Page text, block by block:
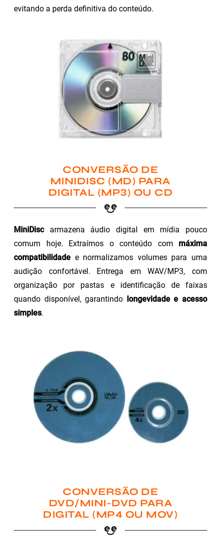
evitando a perda definitiva do conteúdo.
CONVERSÃO DE
MINIDISC (MD) PARA
DIGITAL (MP3) OU CD
MiniDiscarmazena áudio digital em mídia pouco
comum hoje. Extraímos o conteúdo com máxima
compatibilidade e normalizamos volumes para uma
audição confortável. Entrega em WAV/MP3, com
organização por pastas e identificação de faixas
quando disponível, garantindo longevidade e acesso
simples.
CONVERSÃO DE
DVD/MINI-DVD PARA
DIGITAL (MP4 OU MOV)